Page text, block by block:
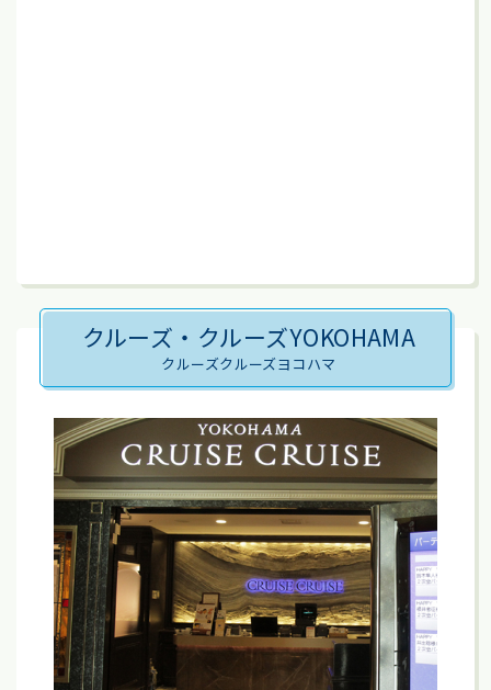
クルーズ・クルーズYOKOHAMA
クルーズクルーズヨコハマ